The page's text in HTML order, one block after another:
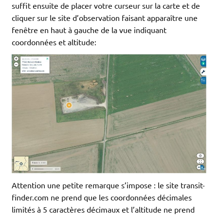
suffit ensuite de placer votre curseur sur la carte et de
cliquer sur le site d’observation faisant apparaître une
fenêtre en haut à gauche de la vue indiquant
coordonnées et altitude:
Attention une petite remarque s’impose : le site transit-
finder.com ne prend que les coordonnées décimales
limités à 5 caractères décimaux et l’altitude ne prend